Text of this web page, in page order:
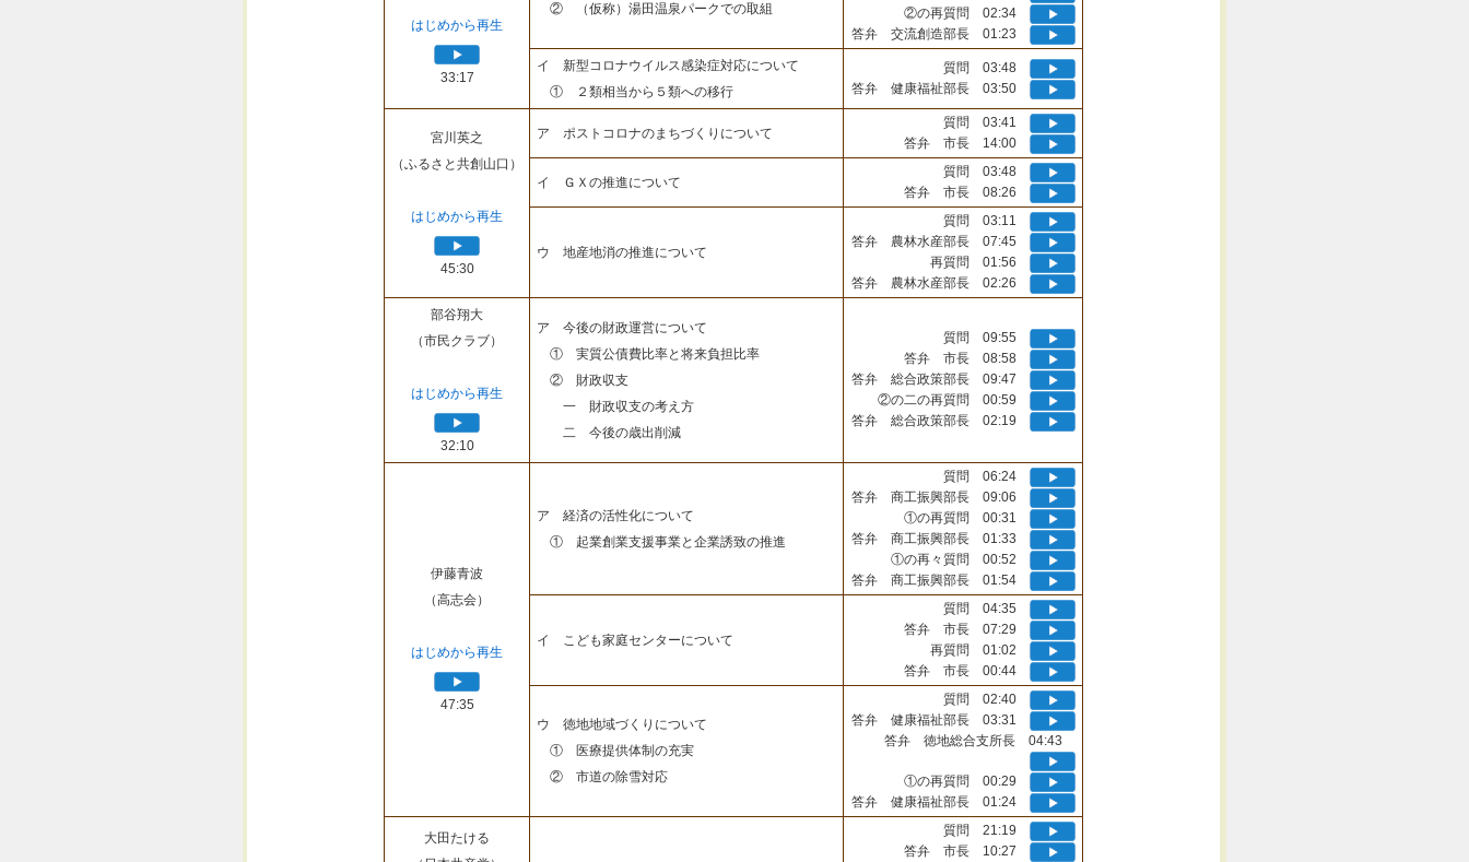
はじめから再生
33:17
② （仮称）湯田温泉パークでの取組
②の再質問 02:34
答弁 交流創造部長 01:23
イ 新型コロナウイルス感染症対応について
① ２類相当から５類への移行
質問 03:48
答弁 健康福祉部長 03:50
宮川英之
（ふるさと共創山口）
はじめから再生
45:30
ア ポストコロナのまちづくりについて
質問 03:41
答弁 市長 14:00
イ ＧＸの推進について
質問 03:48
答弁 市長 08:26
ウ 地産地消の推進について
質問 03:11
答弁 農林水産部長 07:45
再質問 01:56
答弁 農林水産部長 02:26
部谷翔大
（市民クラブ）
はじめから再生
32:10
ア 今後の財政運営について
① 実質公債費比率と将来負担比率
② 財政収支
一 財政収支の考え方
二 今後の歳出削減
質問 09:55
答弁 市長 08:58
答弁 総合政策部長 09:47
②の二の再質問 00:59
答弁 総合政策部長 02:19
伊藤青波
（高志会）
はじめから再生
47:35
ア 経済の活性化について
① 起業創業支援事業と企業誘致の推進
質問 06:24
答弁 商工振興部長 09:06
①の再質問 00:31
答弁 商工振興部長 01:33
①の再々質問 00:52
答弁 商工振興部長 01:54
イ こども家庭センターについて
質問 04:35
答弁 市長 07:29
再質問 01:02
答弁 市長 00:44
ウ 徳地地域づくりについて
① 医療提供体制の充実
② 市道の除雪対応
質問 02:40
答弁 健康福祉部長 03:31
答弁 徳地総合支所長 04:43
①の再質問 00:29
答弁 健康福祉部長 01:24
大田たける
質問 21:19
答弁 市長 10:27